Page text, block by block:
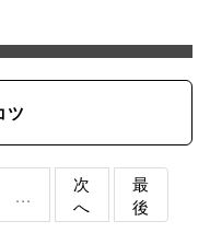
ツ
...
次
へ
最
後